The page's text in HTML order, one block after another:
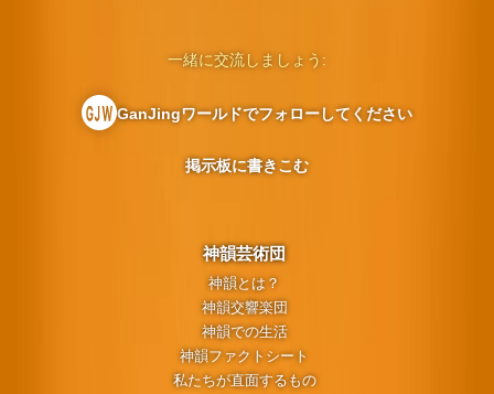
神韻芸術団
神韻とは？
神韻交響楽団
神韻での生活
神韻ファクトシート
私たちが直面するもの
一緒に交流しましょう:
GanJingワールドでフォローしてください
掲示板に書きこむ